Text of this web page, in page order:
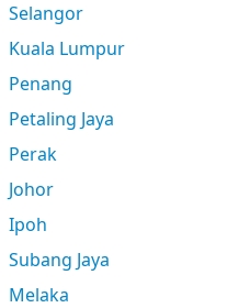
Selangor
Kuala Lumpur
Penang
Petaling Jaya
Perak
Johor
Ipoh
Subang Jaya
Melaka